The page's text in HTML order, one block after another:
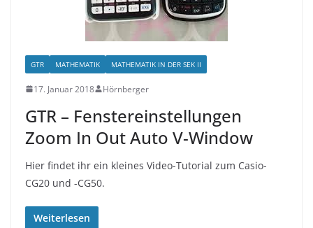
GTR MATHEMATIK MATHEMATIK IN DER SEK II
17. Januar 2018 Hörnberger
GTR – Fenstereinstellungen
Zoom In Out Auto V-Window
Hier findet ihr ein kleines Video-Tutorial zum Casio-
CG20 und -CG50.
Weiterlesen